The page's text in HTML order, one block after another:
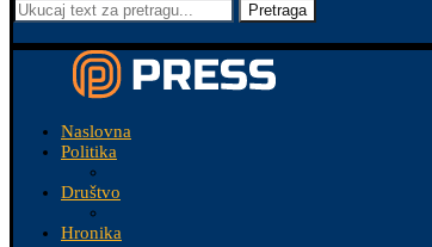
Pretraga
Naslovna
Politika
Društvo
Hronika